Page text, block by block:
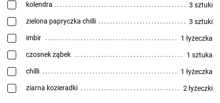
kolendra 3 sztuki
zielona papryczka chilli 3 sztuki
imbir 1 łyżeczka
czosnek ząbek 1 sztuka
chilli 1 łyżeczka
ziarna kozieradki 2 łyżeczki